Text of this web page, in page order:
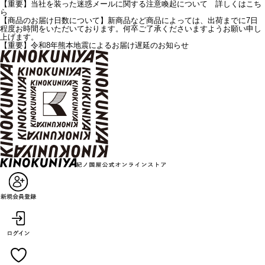
【重要】当社を装った迷惑メールに関する注意喚起について 詳しくはこち
ら
【商品のお届け日数について】新商品など商品によっては、出荷までに7日
程度お時間をいただいております。何卒ご了承くださいますようお願い申し
上げます。
【重要】令和8年熊本地震によるお届け遅延のお知らせ